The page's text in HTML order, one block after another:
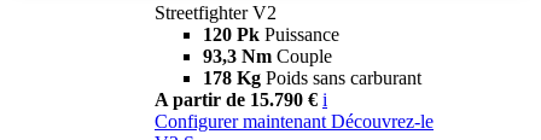
Streetfighter V2
120 Pk Puissance
93,3 Nm Couple
178 Kg Poids sans carburant
A partir de 15.790 € i
Configurer maintenant Découvrez-le